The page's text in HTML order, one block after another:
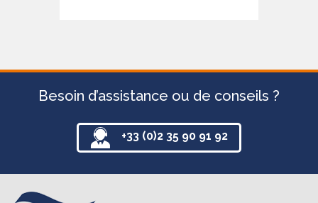
Besoin d’assistance ou de conseils ?
+33 (0)2 35 90 91 92